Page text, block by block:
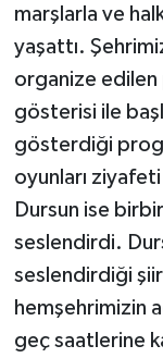
marşlarla ve
yaşattı.
organize
gösterisi ile
gösterdiği
oyunları ziyafeti
Dursun ise
seslendirdi.
seslendirdiği
hemşehrimizin
geç saatlerine